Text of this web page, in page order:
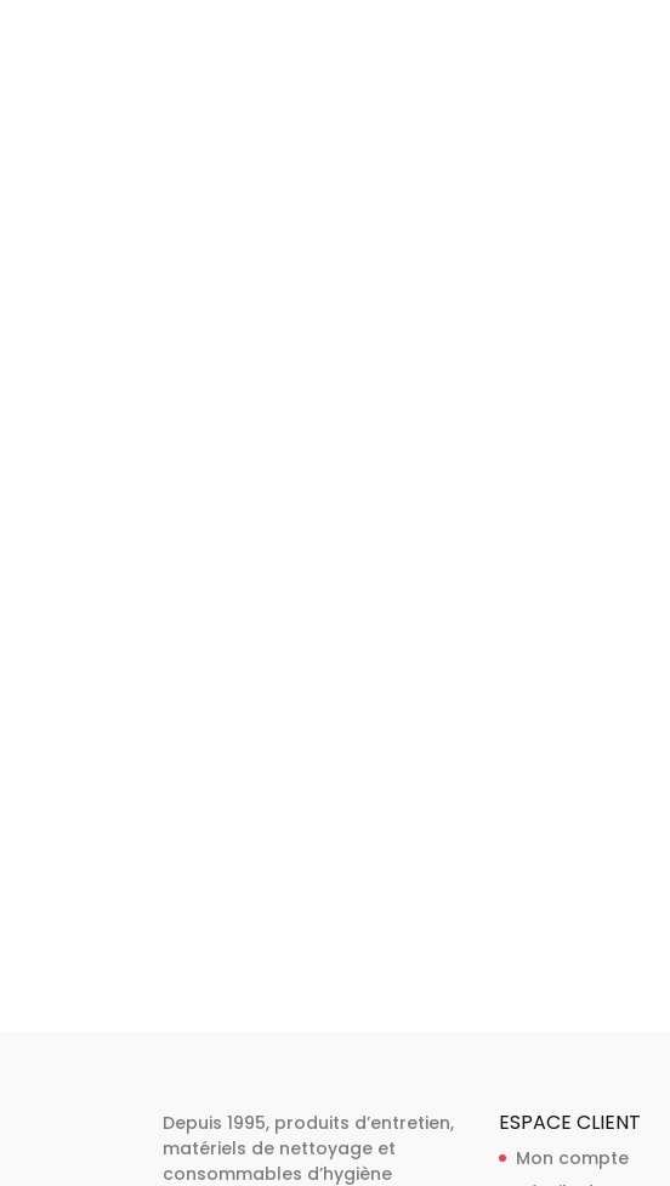
Depuis 1995, produits d’entretien,
matériels de nettoyage et
consommables d’hygiène
ESPACE CLIENT
Mon compte